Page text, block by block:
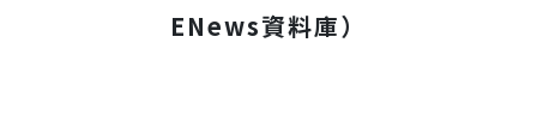
ENews資料庫）